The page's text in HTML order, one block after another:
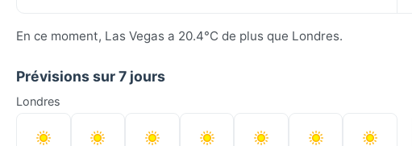
En ce moment, Las Vegas a 20.4°C de plus que Londres.
Prévisions sur 7 jours
Londres